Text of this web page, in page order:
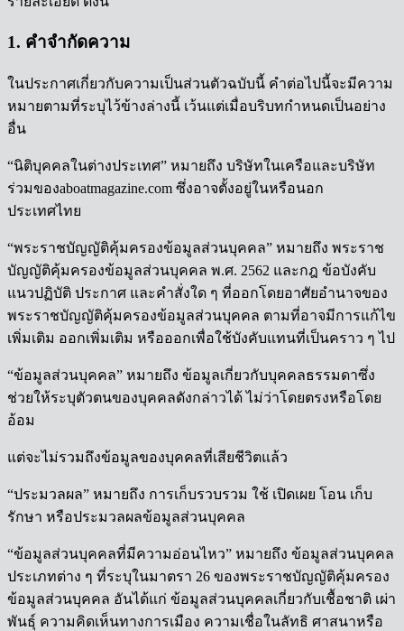
1. คำจำกัดความ
ในประกาศเกี่ยวกับความเป็นส่วนตัวฉบับนี้ คำต่อไปนี้จะมีความ
หมายตามที่ระบุไว้ข้างล่างนี้ เว้นแต่เมื่อบริบทกำหนดเป็นอย่าง
อื่น
“นิติบุคคลในต่างประเทศ” หมายถึง บริษัทในเครือและบริษัท
ร่วมของaboatmagazine.com ซึ่งอาจตั้งอยู่ในหรือนอก
ประเทศไทย
“พระราชบัญญัติคุ้มครองข้อมูลส่วนบุคคล” หมายถึง พระราช
บัญญัติคุ้มครองข้อมูลส่วนบุคคล พ.ศ. 2562 และกฎ ข้อบังคับ
แนวปฏิบัติ ประกาศ และคำสั่งใด ๆ ที่ออกโดยอาศัยอำนาจของ
พระราชบัญญัติคุ้มครองข้อมูลส่วนบุคคล ตามที่อาจมีการแก้ไข
เพิ่มเติม ออกเพิ่มเติม หรือออกเพื่อใช้บังคับแทนที่เป็นคราว ๆ ไป
“ข้อมูลส่วนบุคคล” หมายถึง ข้อมูลเกี่ยวกับบุคคลธรรมดาซึ่ง
ช่วยให้ระบุตัวตนของบุคคลดังกล่าวได้ ไม่ว่าโดยตรงหรือโดย
อ้อม
แต่จะไม่รวมถึงข้อมูลของบุคคลที่เสียชีวิตแล้ว
“ประมวลผล” หมายถึง การเก็บรวบรวม ใช้ เปิดเผย โอน เก็บ
รักษา หรือประมวลผลข้อมูลส่วนบุคคล
“ข้อมูลส่วนบุคคลที่มีความอ่อนไหว” หมายถึง ข้อมูลส่วนบุคคล
ประเภทต่าง ๆ ที่ระบุในมาตรา 26 ของพระราชบัญญัติคุ้มครอง
ข้อมูลส่วนบุคคล อันได้แก่ ข้อมูลส่วนบุคคลเกี่ยวกับเชื้อชาติ เผ่า
พันธุ์ ความคิดเห็นทางการเมือง ความเชื่อในลัทธิ ศาสนาหรือ